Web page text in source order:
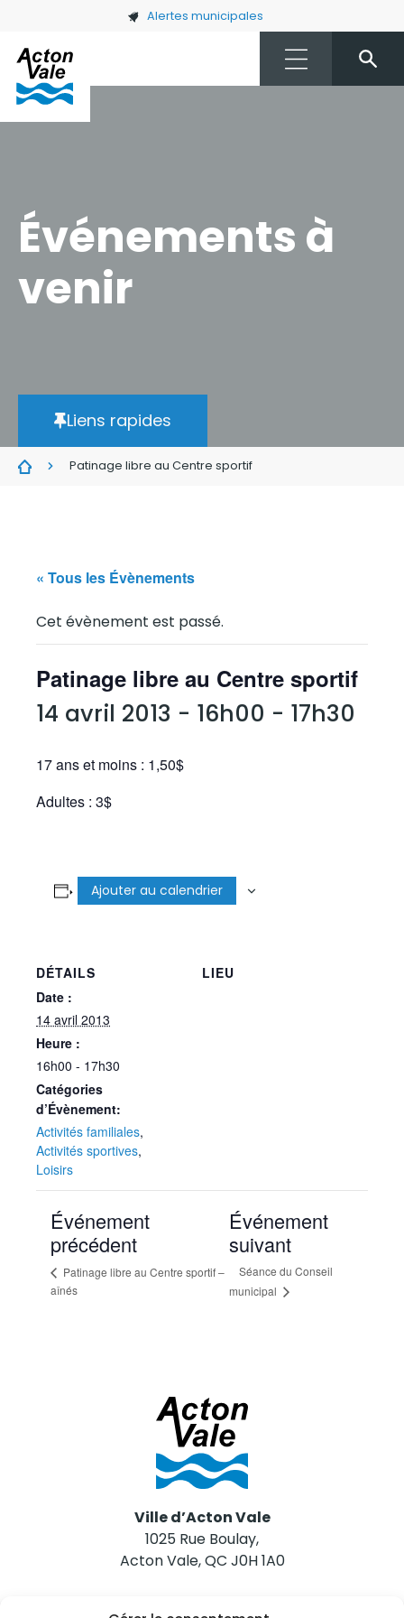
Skip to main content Alertes municipales
Événements à
venir
Liens rapides
Patinage libre au Centre sportif
« Tous les Évènements
Cet évènement est passé.
Patinage libre au Centre sportif
14 avril 2013 - 16h00 - 17h30
17 ans et moins : 1,50$
Adultes : 3$
Ajouter au calendrier
DÉTAILS
Date :
14 avril 2013
Heure :
16h00 - 17h30
Catégories
d’Évènement:
Activités familiales,
Activités sportives,
Loisirs
LIEU
Événement
précédent
Patinage libre au Centre sportif –
aînés
Événement
suivant
Séance du Conseil
municipal
Ville d’Acton Vale
1025 Rue Boulay,
Acton Vale, QC J0H 1A0